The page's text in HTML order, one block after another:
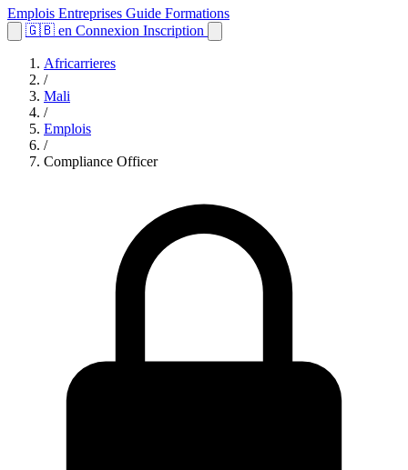
Emplois Entreprises Guide Formations
🇬🇧 en Connexion Inscription
Africarrieres
/
Mali
/
Emplois
/
Compliance Officer